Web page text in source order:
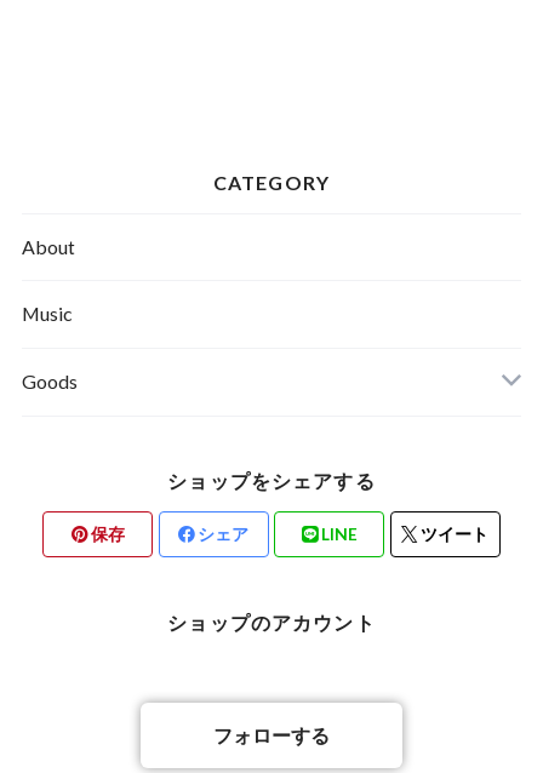
CATEGORY
About
Music
Goods
ショップをシェアする
保存 シェア LINE ツイート
ショップのアカウント
フォローする